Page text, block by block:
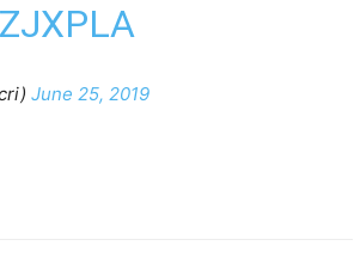
June 25, 2019